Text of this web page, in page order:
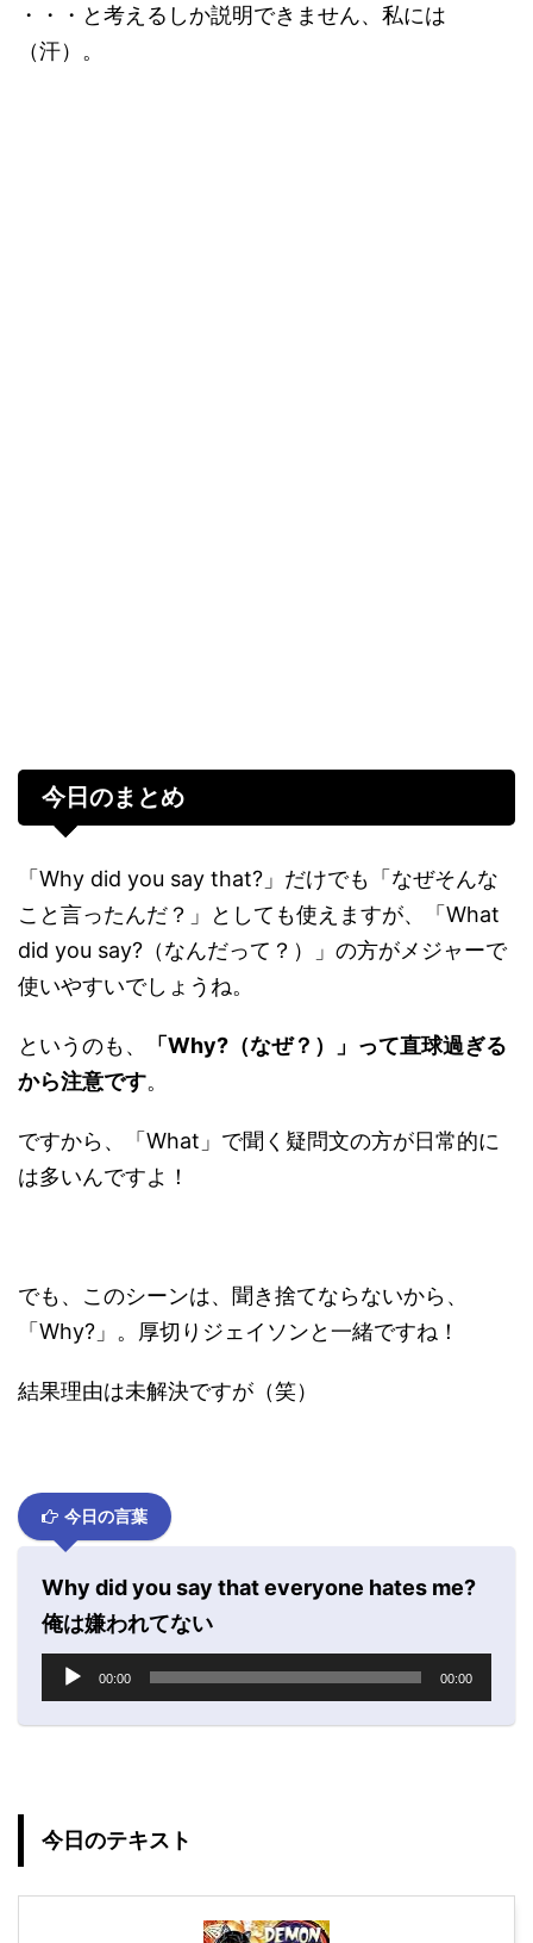
・・・と考えるしか説明できません、私には
（汗）。
今日のまとめ
「Why did you say that?」だけでも「なぜそんな
こと言ったんだ？」としても使えますが、「What
did you say?（なんだって？）」の方がメジャーで
使いやすいでしょうね。
というのも、
「Why?（なぜ？）」って直球過ぎる
から注意です。
ですから、「What」で聞く疑問文の方が日常的に
は多いんですよ！
でも、このシーンは、聞き捨てならないから、
「Why?」。厚切りジェイソンと一緒ですね！
結果理由は未解決ですが（笑）
今日の言葉
Why did you say that everyone hates me?
俺は嫌われてない
00:00 00:00
今日のテキスト